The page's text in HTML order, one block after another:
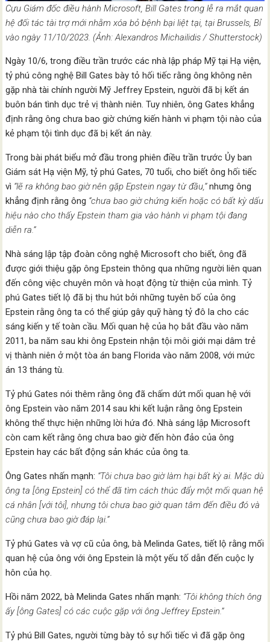
Cựu Giám đốc điều hành Microsoft, Bill Gates trong lễ ra mắt quan
hệ đối tác tài trợ mới nhằm xóa bỏ bệnh bại liệt tại, tại Brussels, Bỉ
vào ngày 11/10/2023. (Ảnh: Alexandros Michailidis / Shutterstock)
Ngày 10/6, trong điều trần trước các nhà lập pháp Mỹ tại Hạ viện,
tỷ phú công nghệ Bill Gates bày tỏ hối tiếc rằng ông không nên
gặp nhà tài chính người Mỹ Jeffrey Epstein, người đã bị kết án
buôn bán tình dục trẻ vị thành niên. Tuy nhiên, ông Gates khẳng
định rằng ông chưa bao giờ chứng kiến hành vi phạm tội nào của
kẻ phạm tội tình dục đã bị kết án này.
Trong bài phát biểu mở đầu trong phiên điều trần trước Ủy ban
Giám sát Hạ viện Mỹ, tỷ phú Gates, 70 tuổi, cho biết ông hối tiếc
vì “lẽ ra không bao giờ nên gặp Epstein ngay từ đầu,”nhưng ông
khẳng định rằng ông “chưa bao giờ chứng kiến hoặc có bất kỳ dấu
hiệu nào cho thấy Epstein tham gia vào hành vi phạm tội đang
diễn ra.”
Nhà sáng lập tập đoàn công nghệ Microsoft cho biết, ông đã
được giới thiệu gặp ông Epstein thông qua những người liên quan
đến công việc chuyên môn và hoạt động từ thiện của mình. Tỷ
phú Gates tiết lộ đã bị thu hút bởi những tuyên bố của ông
Epstein rằng ông ta có thể giúp gây quỹ hàng tỷ đô la cho các
sáng kiến y tế toàn cầu. Mối quan hệ của họ bắt đầu vào năm
2011, ba năm sau khi ông Epstein nhận tội môi giới mại dâm trẻ
vị thành niên ở một tòa án bang Florida vào năm 2008, với mức
án 13 tháng tù.
Tỷ phú Gates nói thêm rằng ông đã chấm dứt mối quan hệ với
ông Epstein vào năm 2014 sau khi kết luận rằng ông Epstein
không thể thực hiện những lời hứa đó. Nhà sáng lập Microsoft
còn cam kết rằng ông chưa bao giờ đến hòn đảo của ông
Epstein hay các bất động sản khác của ông ta.
Ông Gates nhấn mạnh: “Tôi chưa bao giờ làm hại bất kỳ ai. Mặc dù
ông ta [ông Epstein] có thể đã tìm cách thúc đẩy một mối quan hệ
cá nhân [với tôi], nhưng tôi chưa bao giờ quan tâm đến điều đó và
cũng chưa bao giờ đáp lại.”
Tỷ phú Gates và vợ cũ của ông, bà Melinda Gates, tiết lộ rằng mối
quan hệ của ông với ông Epstein là một yếu tố dẫn đến cuộc ly
hôn của họ.
Hồi năm 2022, bà Melinda Gates nhấn mạnh: “Tôi không thích ông
ấy [ông Gates] có các cuộc gặp với ông Jeffrey Epstein.”
Tỷ phú Bill Gates, người từng bày tỏ sự hối tiếc vì đã gặp ông